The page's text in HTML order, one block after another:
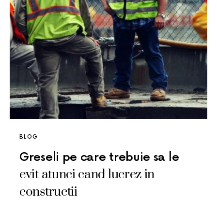
BLOG
Greseli pe care trebuie sa le
evit atunci cand lucrez in
constructii